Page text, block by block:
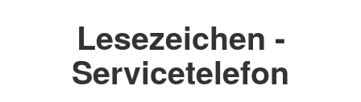
Lesezeichen -
Servicetelefon